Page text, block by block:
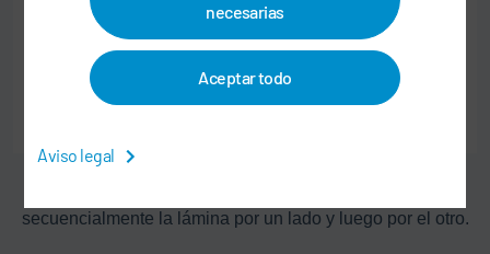
necesarias
Aceptar todo
Aviso legal
secuencialmente la lámina por un lado y luego por el otro.